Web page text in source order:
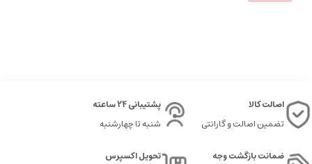
اصالت کالا
تضمین اصالت و گارانتی
پشتیبانی 24 ساعته
شنبه تا چهارشنبه
ضمانت بازگشت وجه
تحویل اکسپرس